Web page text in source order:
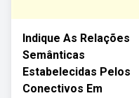
Indique As Relações
Semânticas
Estabelecidas Pelos
Conectivos Em